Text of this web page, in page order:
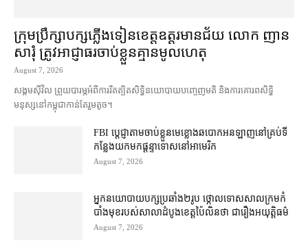
ក្រុមប្រឹក្សា​បក្ស​ភ្លើងទៀន​ខេត្ត​ឧត្ដរមានជ័យ លោក ញាន
សារុំ ត្រូវ​អាជ្ញាធរ​ចាប់ខ្លួន​គ្មាន​មូលហេតុ
August 7, 2026
សង្គម​ស៊ីវិល ព្រួយបារម្ភ​អំពី​ការ​រឹតត្បិត​សិទ្ធិ​នយោបាយ​បញ្ចេញមតិ និង​ការគោរព​សិទ្ធិ
មនុស្ស​នៅ​កម្ពុជា​កាន់តែ​រួម​តូច។
FBI ប្ដេជ្ញា​តាម​ចាប់ខ្លួន​មេខ្លោង​ឆបោក​អនឡាញ​នៅ​គ្រប់​ទី
កន្លែង​យក​មក​ផ្ដន្ទាទោស​នៅ​អាមេរិក
August 7, 2026
អ្នកនយោបាយ​បក្ស​ប្រឆាំង​២​រូប ថ្កោលទោស​សាលក្រម​កំ
បាំងមុខ​របស់​សាលាដំបូង​ខេត្ត​ប៉ៃលិន​ថា ជា​រឿង​អយុត្តិធម៌
August 7, 2026